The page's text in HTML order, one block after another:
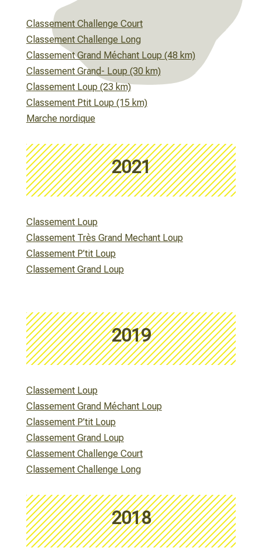
Classement Challenge Court
Classement Challenge Long
Classement Grand Méchant Loup (48 km)
Classement Grand- Loup (30 km)
Classement Loup (23 km)
Classement Ptit Loup (15 km)
Marche nordique
2021
Classement Loup
Classement Très Grand Mechant Loup
Classement P’tit Loup
Classement Grand Loup
2019
Classement Loup
Classement Grand Méchant Loup
Classement P’tit Loup
Classement Grand Loup
Classement Challenge Court
Classement Challenge Long
2018